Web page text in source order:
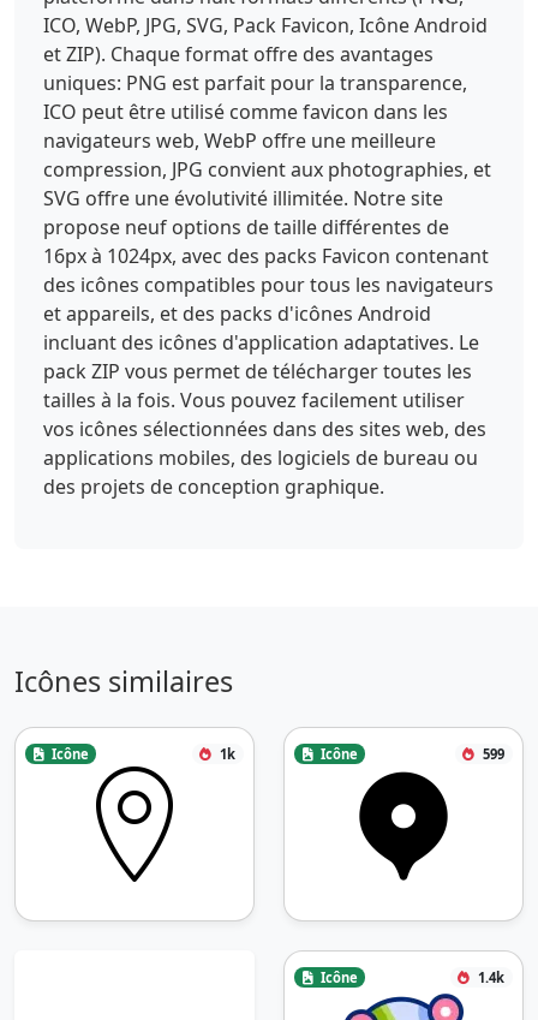
ICO, WebP, JPG, SVG, Pack Favicon, Icône Android
et ZIP). Chaque format offre des avantages
uniques: PNG est parfait pour la transparence,
ICO peut être utilisé comme favicon dans les
navigateurs web, WebP offre une meilleure
compression, JPG convient aux photographies, et
SVG offre une évolutivité illimitée. Notre site
propose neuf options de taille différentes de
16px à 1024px, avec des packs Favicon contenant
des icônes compatibles pour tous les navigateurs
et appareils, et des packs d'icônes Android
incluant des icônes d'application adaptatives. Le
pack ZIP vous permet de télécharger toutes les
tailles à la fois. Vous pouvez facilement utiliser
vos icônes sélectionnées dans des sites web, des
applications mobiles, des logiciels de bureau ou
des projets de conception graphique.
Icônes similaires
Icône 1k Icône 599
Icône 1.4k